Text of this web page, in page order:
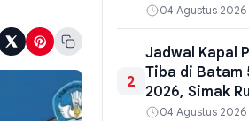
Diperiksa
04 Agustus 2026
2
Jadwal Kapal
Tiba di Batam
2026, Simak
Sandar Terbaru
04 Agustus 2026